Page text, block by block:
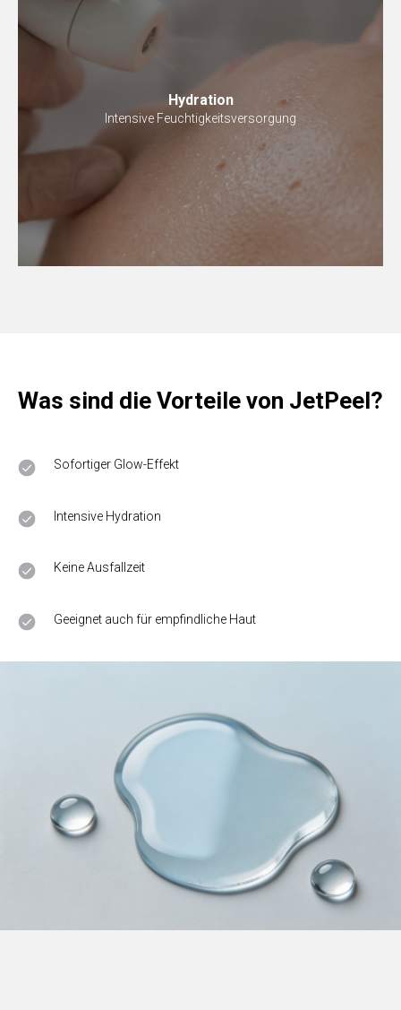
Hydration
Intensive Feuchtigkeitsversorgung
Was sind die Vorteile von JetPeel?
Sofortiger Glow-Effekt
Intensive Hydration
Keine Ausfallzeit
Geeignet auch für empfindliche Haut